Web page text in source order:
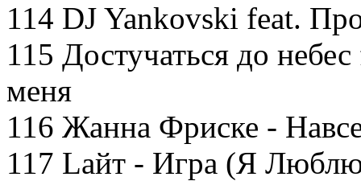
114 DJ Yankovski feat.
115 Достучаться до
меня
116 Жанна Фриске -
117 Lайт - Игра (Я